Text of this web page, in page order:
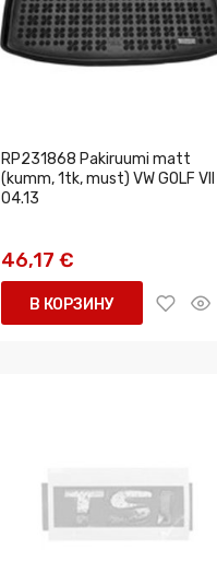
RP231868 Pakiruumi matt
(kumm, 1tk, must) VW GOLF VII
04.13
46,17 €
В КОРЗИНУ